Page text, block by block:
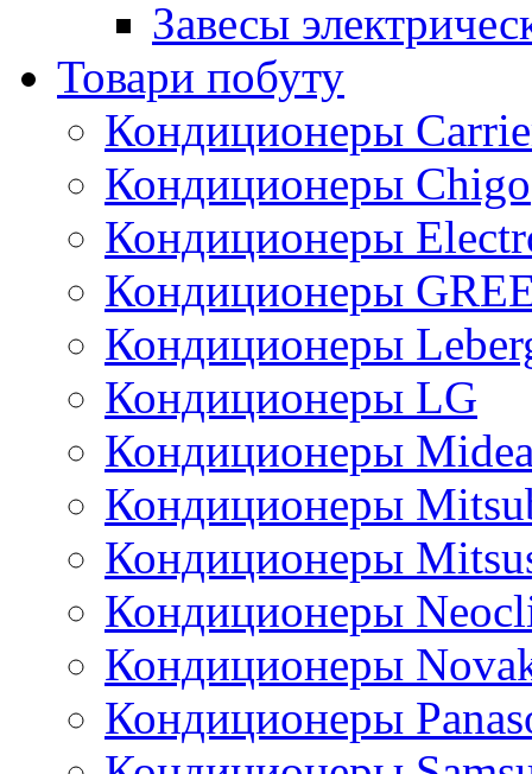
Завесы
Товари побуту
Кондиционеры
Кондиционеры Chigo
Кондиционеры
Кондиционеры
Кондиционеры
Кондиционеры LG
Кондиционеры
Кондиционеры
Кондиционеры
Кондиционеры
Кондиционеры
Кондиционеры